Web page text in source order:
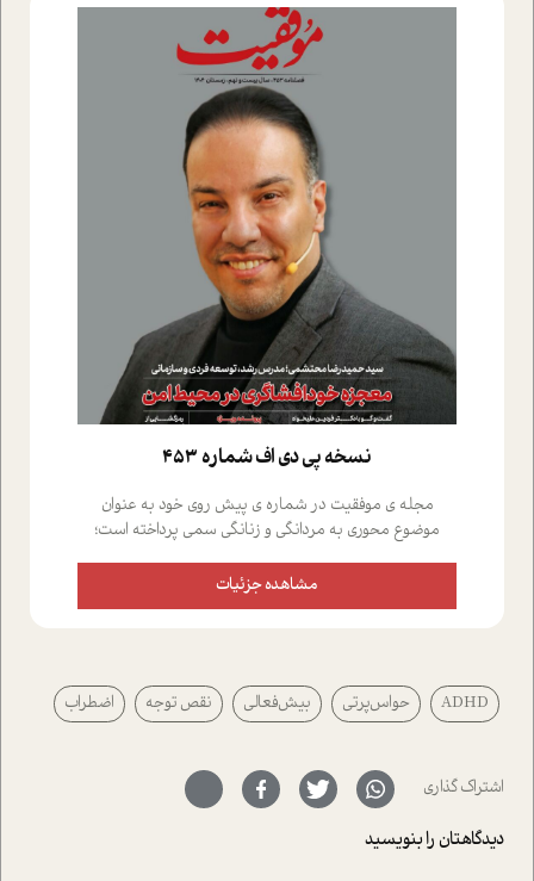
نسخه پي دي اف شماره 453
مجله ی موفقیت در شماره ی پیش روی خود به عنوان
موضوع محوری به مردانگی و زنانگی سمی پرداخته است؛
علیخواه، جامعه شناس در بخش های مختلف تلاش کرده ایم
از دریچه های گوناگون به این موضوع مهم بپردازیم.فصل
پیرامون آن آشنا می کند.در بخش دو فنجان داغ به سراغ افرادی
رفته ایم که موفقیت را در عمل به اثبات رسانده اند؛ سید
حمیدرضا محتشمی که بیست و پنجمین سال فعالیت حرفه
سر نهاده است و نیز کرامت عزیز زاده؛ سفیر صلح و دوستی که
با رکاب زدن در بیش از هفتاد کشور و کاشتن درخت، به نماد
حمایت از محیط زیست و منابع طبیعی تبدیل گشته
است.فصل روایت اجنبی ها در این شماره به دو موضوع
مشاهده جزئیات
ADHD حواس‌پرتی بیش‌فعالی نقص توجه اضطراب
اشتراک گذاری
دیدگاهتان را بنویسید